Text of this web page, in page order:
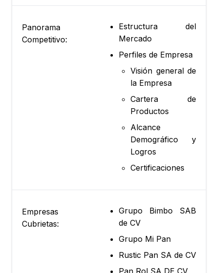
Panorama
Competitivo:
Estructura del
Mercado
Perfiles de Empresa
Visión general de
la Empresa
Cartera de
Productos
Alcance
Demográfico y
Logros
Certificaciones
Empresas
Cubrietas:
Grupo Bimbo SAB
de CV
Grupo Mi Pan
Rustic Pan SA de CV